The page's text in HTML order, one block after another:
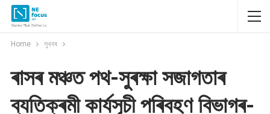
Home সুখবৰ
ৰাসৰ মঞ্চত পথ-সুৰক্ষা সজাগতাৰ
ব্যতিক্ৰমী কাৰ্যসূচী পৰিবহণ বিভাগৰ-